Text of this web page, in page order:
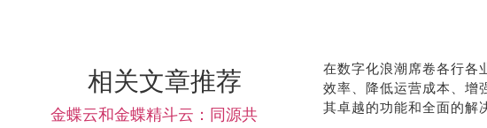
相关文章推荐
金蝶云和金蝶精斗云：同源共
在数字化浪潮席卷各行各
效率、降低运营成本、增
其卓越的功能和全面的解